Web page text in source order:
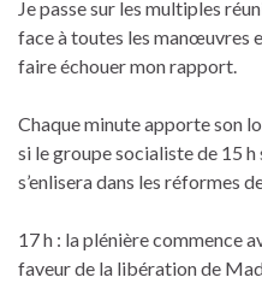
Je passe sur les multiples
face à toutes les manœuvres
faire échouer mon rapport.
Chaque minute apporte son
si le groupe socialiste de 15
s’enlisera dans les réformes
17 h : la plénière commence
faveur de la libération de